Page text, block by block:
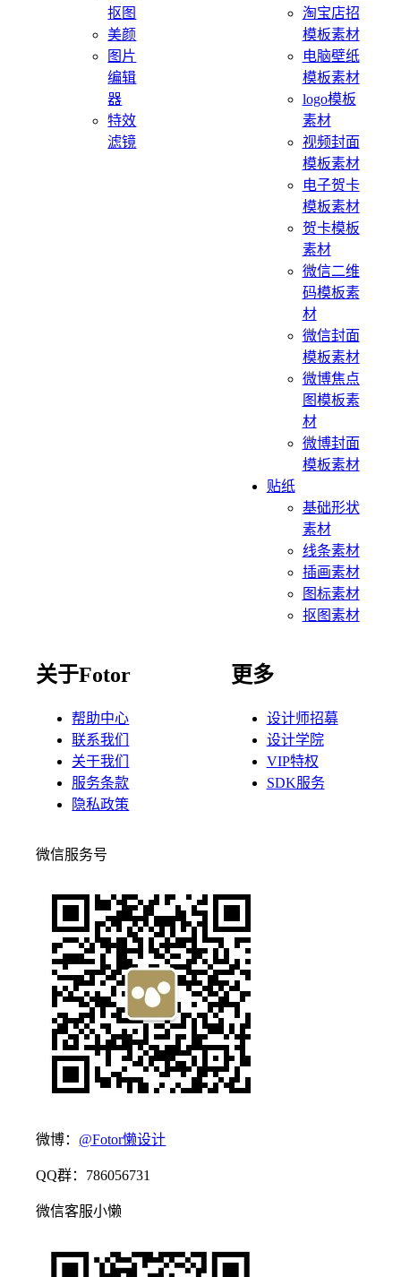
抠图
美颜
图片
编辑
器
特效
滤镜
淘宝店招
模板素材
电脑壁纸
模板素材
logo模板
素材
视频封面
模板素材
电子贺卡
模板素材
贺卡模板
素材
微信二维
码模板素
材
微信封面
模板素材
微博焦点
图模板素
材
微博封面
模板素材
贴纸
基础形状
素材
线条素材
插画素材
图标素材
抠图素材
关于Fotor
帮助中心
联系我们
关于我们
服务条款
隐私政策
更多
设计师招募
设计学院
VIP特权
SDK服务
微信服务号
微博： @Fotor懒设计
QQ群：786056731
微信客服小懒